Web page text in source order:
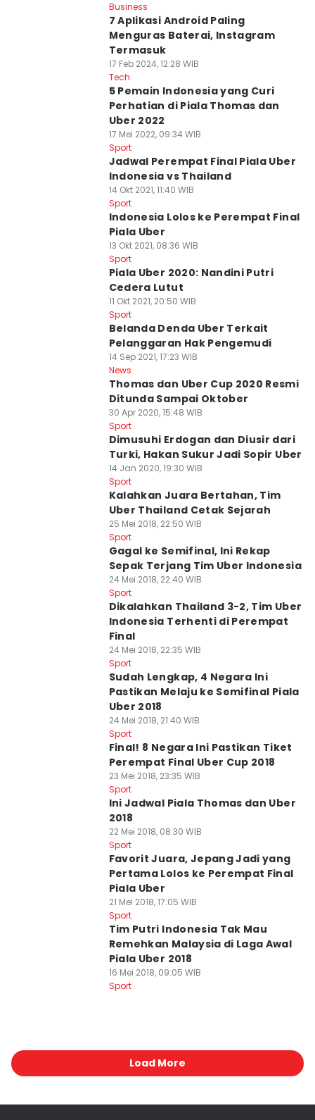
Business
7 Aplikasi Android Paling
Menguras Baterai, Instagram
Termasuk
17 Feb 2024, 12:28 WIB
Tech
5 Pemain Indonesia yang Curi
Perhatian di Piala Thomas dan
Uber 2022
17 Mei 2022, 09:34 WIB
Sport
Jadwal Perempat Final Piala Uber
Indonesia vs Thailand
14 Okt 2021, 11:40 WIB
Sport
Indonesia Lolos ke Perempat Final
Piala Uber
13 Okt 2021, 08:36 WIB
Sport
Piala Uber 2020: Nandini Putri
Cedera Lutut
11 Okt 2021, 20:50 WIB
Sport
Belanda Denda Uber Terkait
Pelanggaran Hak Pengemudi
14 Sep 2021, 17:23 WIB
News
Thomas dan Uber Cup 2020 Resmi
Ditunda Sampai Oktober
30 Apr 2020, 15:48 WIB
Sport
Dimusuhi Erdogan dan Diusir dari
Turki, Hakan Sukur Jadi Sopir Uber
14 Jan 2020, 19:30 WIB
Sport
Kalahkan Juara Bertahan, Tim
Uber Thailand Cetak Sejarah
25 Mei 2018, 22:50 WIB
Sport
Gagal ke Semifinal, Ini Rekap
Sepak Terjang Tim Uber Indonesia
24 Mei 2018, 22:40 WIB
Sport
Dikalahkan Thailand 3-2, Tim Uber
Indonesia Terhenti di Perempat
Final
24 Mei 2018, 22:35 WIB
Sport
Sudah Lengkap, 4 Negara Ini
Pastikan Melaju ke Semifinal Piala
Uber 2018
24 Mei 2018, 21:40 WIB
Sport
Final! 8 Negara Ini Pastikan Tiket
Perempat Final Uber Cup 2018
23 Mei 2018, 23:35 WIB
Sport
Ini Jadwal Piala Thomas dan Uber
2018
22 Mei 2018, 08:30 WIB
Sport
Favorit Juara, Jepang Jadi yang
Pertama Lolos ke Perempat Final
Piala Uber
21 Mei 2018, 17:05 WIB
Sport
Tim Putri Indonesia Tak Mau
Remehkan Malaysia di Laga Awal
Piala Uber 2018
16 Mei 2018, 09:05 WIB
Sport
Load More